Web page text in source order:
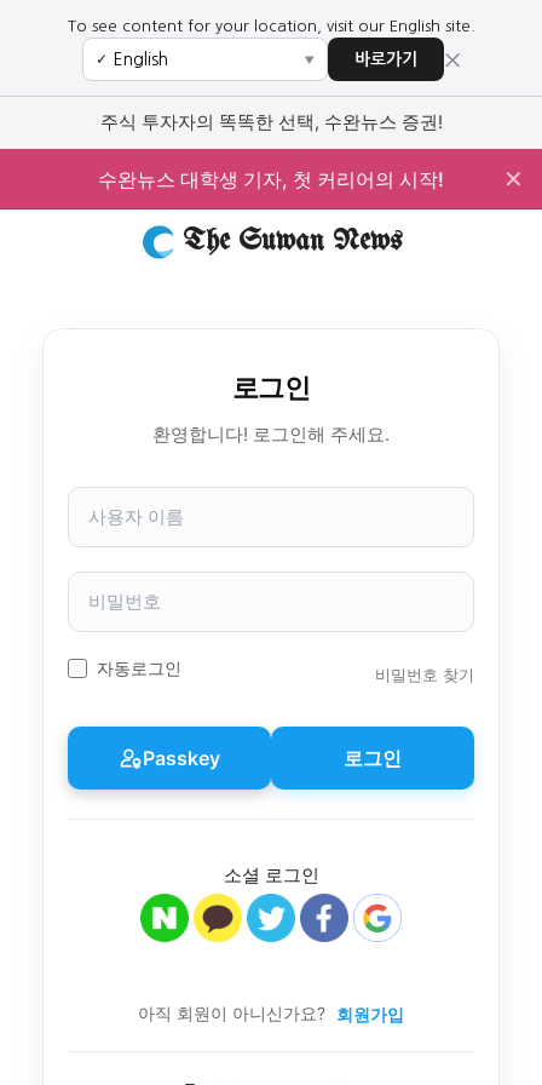
To see content for your location, visit our English site.
✓ ▼ 바로가기 ×
주식 투자자의 똑똑한 선택, 수완뉴스 증권!
수완뉴스 대학생 기자, 첫 커리어의 시작! ✕
The Suwan News
로그인
환영합니다! 로그인해 주세요.
사
자
이
비
번
호
자동로그인 비밀번호 찾기
Passkey 로그인
소셜 로그인
아직 회원이 아니신가요? 회원가입